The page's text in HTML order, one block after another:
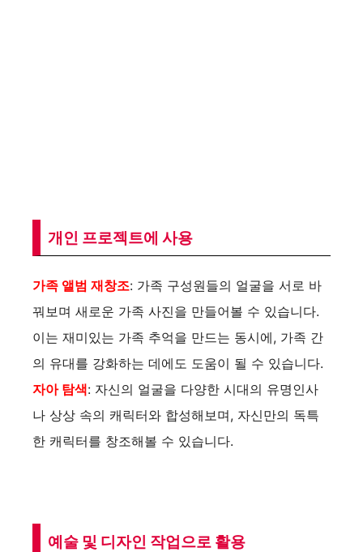
개인 프로젝트에 사용
가족 앨범 재창조: 가족 구성원들의 얼굴을 서로 바
꿔보며 새로운 가족 사진을 만들어볼 수 있습니다.
이는 재미있는 가족 추억을 만드는 동시에, 가족 간
의 유대를 강화하는 데에도 도움이 될 수 있습니다.
자아 탐색: 자신의 얼굴을 다양한 시대의 유명인사
나 상상 속의 캐릭터와 합성해보며, 자신만의 독특
한 캐릭터를 창조해볼 수 있습니다.
예술 및 디자인 작업으로 활용